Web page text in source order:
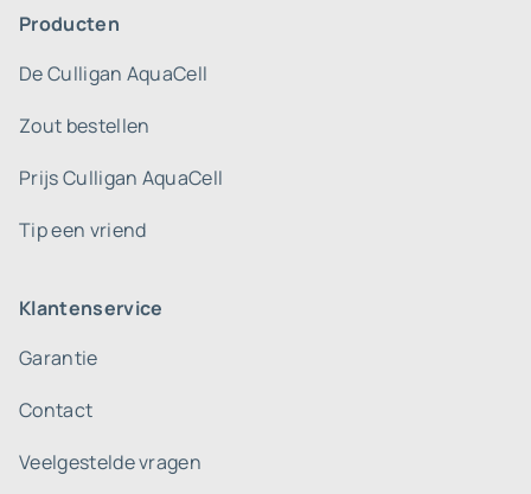
Producten
De Culligan AquaCell
Zout bestellen
Prijs Culligan AquaCell
Tip een vriend
Klantenservice
Garantie
Contact
Veelgestelde vragen